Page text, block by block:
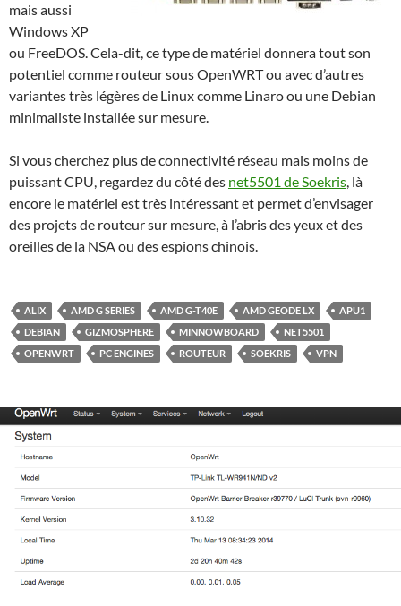
mais aussi
Windows XP
ou FreeDOS. Cela-dit, ce type de matériel donnera tout son
potentiel comme routeur sous OpenWRT ou avec d’autres
variantes très légères de Linux comme Linaro ou une Debian
minimaliste installée sur mesure.
Si vous cherchez plus de connectivité réseau mais moins de
puissant CPU, regardez du côté des net5501 de Soekris, là
encore le matériel est très intéressant et permet d’envisager
des projets de routeur sur mesure, à l’abris des yeux et des
oreilles de la NSA ou des espions chinois.
ALIX AMD G SERIES AMD G-T40E AMD GEODE LX
APU1
DEBIAN
GIZMOSPHERE MINNOWBOARD
NET5501
OPENWRT
PC ENGINES ROUTEUR SOEKRIS VPN